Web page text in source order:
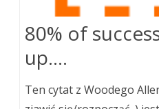
80% of
up….
Ten cytat z Woodego